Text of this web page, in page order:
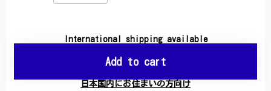
International shipping available
Add to cart
日本国内にお住まいの方向け